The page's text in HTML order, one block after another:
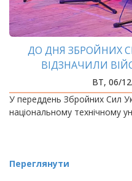
ДО ДНЯ ЗБРОЙНИХ
ВІДЗНАЧИЛИ
ВТ, 06/
У переддень Збройних Сил
національному технічному
Переглянути